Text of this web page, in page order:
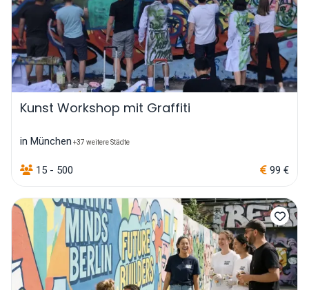
Kunst Workshop mit Graffiti
in München +37 weitere Städte
15 - 500 99 €